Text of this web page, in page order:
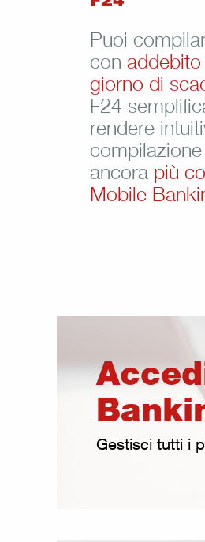
Puoi
con
giorno di
F24
rendere
ancora più
Mobile
Gestisci tutti i